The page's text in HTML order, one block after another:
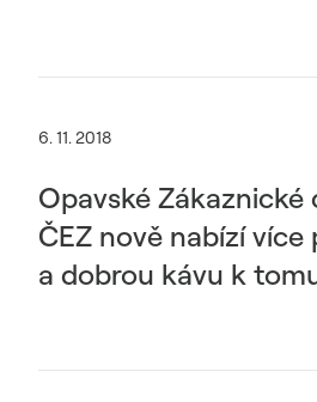
6. 11. 2018
Opavské
ČEZ nově nabízí více
a dobrou kávu k